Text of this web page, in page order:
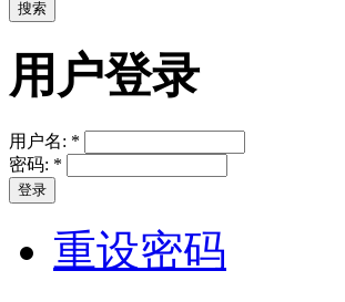
用户登录
用户名: *
密码: *
重设密码